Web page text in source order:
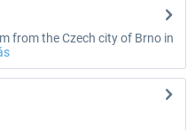
from the Czech city of Brno in